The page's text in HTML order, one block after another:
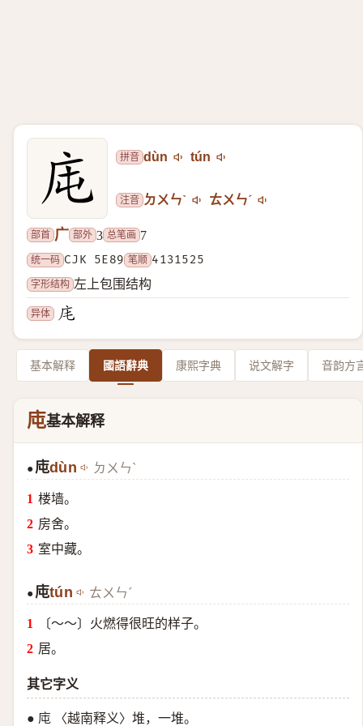
拼音 dùn tún
注音 ㄉㄨㄣˋ ㄊㄨㄣˊ
部首 广 部外 3 总笔画 7
统一码 CJK 5E89 笔顺 4131525
字形结构 左上包围结构
异体
基本解释 國語辭典 康熙字典 说文解字 音韵方
庉基本解释
● 庉dùn ㄉㄨㄣˋ
楼墙。
房舍。
室中藏。
● 庉tún ㄊㄨㄣˊ
〔～～〕火燃得很旺的样子。
居。
其它字义
● 庉 〈越南释义〉堆，一堆。